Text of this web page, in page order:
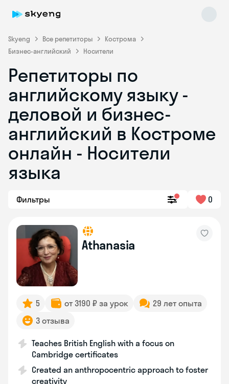
Skyeng Все репетиторы
Кострома
Бизнес-английский
Носители
Репетиторы по
английскому языку -
деловой и бизнес-
английский в Костроме
онлайн - Носители
языка
Фильтры 0
Athanasia
5 от 3190 ₽ за урок
29 лет опыта
3 отзыва
Teaches British English with a focus on
Cambridge certificates
Created an anthropocentric approach to foster
creativity
Skyeng Chat